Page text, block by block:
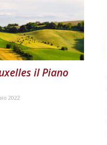
il Piano
2022